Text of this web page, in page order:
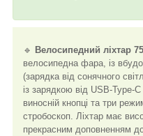
🔹 Велосипедний ліхтар
велосипедна фара, із
(зарядка від сонячного
із зарядкою від USB-Type-
виносній кнопці та три
стробоскоп. Ліхтар має
прекрасним доповненням